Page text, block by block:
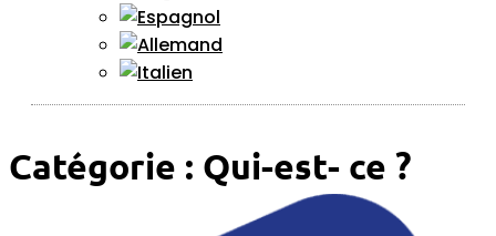
Catégorie : Qui-est- ce ?